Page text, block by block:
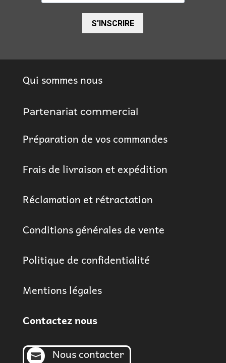
S'INSCRIRE
Qui sommes nous
Partenariat commercial
Préparation de vos commandes
Frais de livraison et expédition
Réclamation et rétractation
Conditions générales de vente
Politique de confidentialité
Mentions légales
Contactez nous

Nous contacter